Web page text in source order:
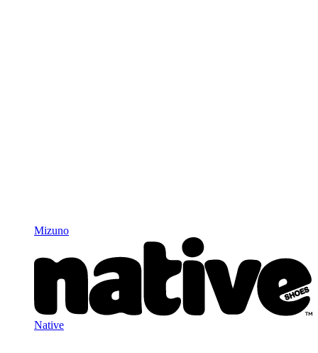
Mizuno
Native